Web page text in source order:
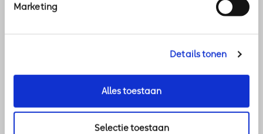
Marketing
Details tonen
Alles toestaan
Selectie toestaan
Wij helpen u met de voor u meest voordelige
oplossing, van een losse licentie tot SaaS waarbij